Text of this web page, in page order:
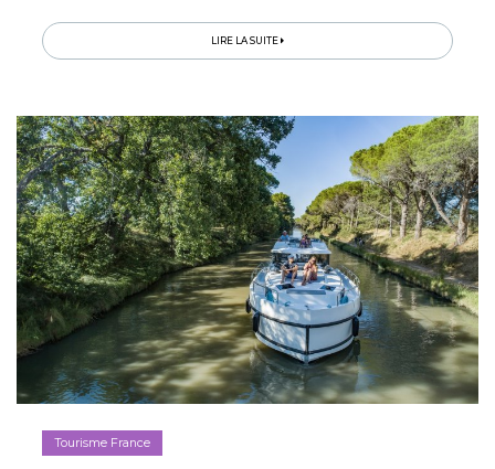
pour avoir la chance...
LIRE LA SUITE
Tourisme France